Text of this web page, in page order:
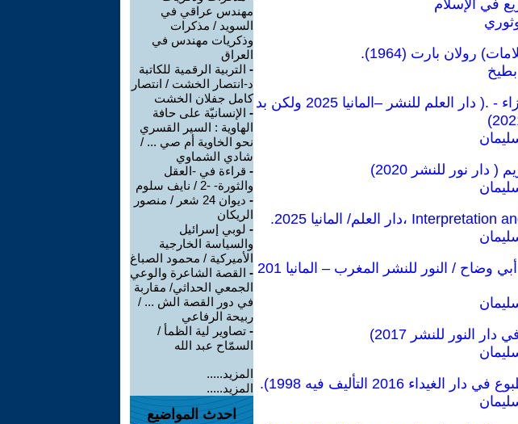
في الإسلام
رولان بارت (1964).
معجم الأحاديث والآثار في الكتب والنقدية – ثلاثة أجزاء - .( دار العلم للنشر –المانيا 2025 ولكن بد
نور للنشر 2020)
أريج القداح من أدب أبي وضاح ،تقديم وتنقيح ديوان أبي وضاح / النور للنشر المغرب – المانيا 201
النور للنشر 2017)
التأليف فيه 1998).
مهندس عراقي في
السويد / مذكرات
وذكريات مهندس في
العراق
- التربية الرقمية للكاتبة
د-انتصار الخشت / انتصار
كامل جفلان الخشت
- الإنسانيّة على حافة
الهاوية : السير القسري
نحو الخاوية أم صي ... /
شادي الشماوي
- قراءة في -العقل
والثورة- -2 / نايف سلوم
-
ديوان 24 شعر / منصور
الريكان
- لوبي إسرائيل
والسياسة الخارجية
الأميركية / محمود الصباغ
- القصة الشاعرة والوعي
الجمعي الحداثي/ مقاربة
في دور القصة الش ... /
ربيحة الرفاعي
- تصاوير لية الظمأ /
السمّاح عبد الله
المزيد.....
المزيد.....
احدث المواضيع